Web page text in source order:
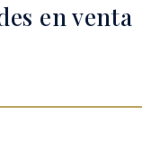
en venta